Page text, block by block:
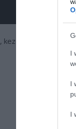
I
I
I
, kezdőkép: Máthé